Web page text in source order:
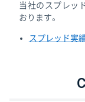
当社のスプレッ
おります。
スプレッド実